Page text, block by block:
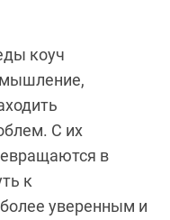
коуч
мышление,
С их
в
к
уверенным и